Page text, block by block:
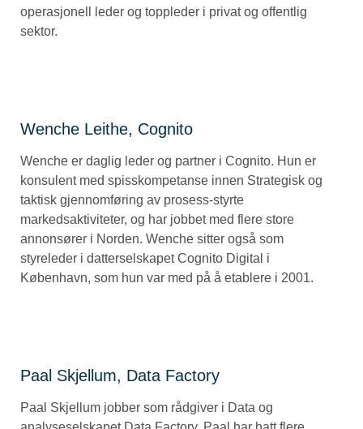
operasjonell leder og toppleder i privat og offentlig
sektor.
Wenche Leithe, Cognito
Wenche er daglig leder og partner i Cognito. Hun er
konsulent med spisskompetanse innen Strategisk og
taktisk gjennomføring av prosess-styrte
markedsaktiviteter, og har jobbet med flere store
annonsører i Norden. Wenche sitter også som
styreleder i datterselskapet Cognito Digital i
København, som hun var med på å etablere i 2001.
Paal Skjellum, Data Factory
Paal Skjellum jobber som rådgiver i Data og